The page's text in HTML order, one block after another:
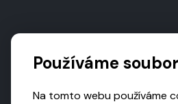
Používáme
Na tomto webu používáme